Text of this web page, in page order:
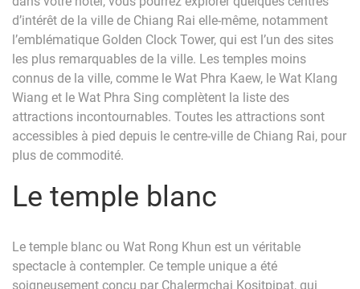
d’intérêt de la ville de Chiang Rai elle-même, notamment
l’emblématique Golden Clock Tower, qui est l’un des sites
les plus remarquables de la ville. Les temples moins
connus de la ville, comme le Wat Phra Kaew, le Wat Klang
Wiang et le Wat Phra Sing complètent la liste des
attractions incontournables. Toutes les attractions sont
accessibles à pied depuis le centre-ville de Chiang Rai, pour
plus de commodité.
Le temple blanc
Le temple blanc ou Wat Rong Khun est un véritable
spectacle à contempler. Ce temple unique a été
soigneusement conçu par Chalermchai Kositpipat, qui